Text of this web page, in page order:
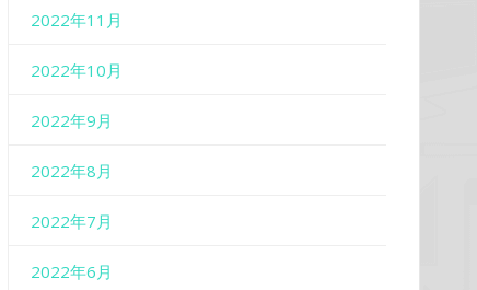
2022年11月
2022年10月
2022年9月
2022年8月
2022年7月
2022年6月